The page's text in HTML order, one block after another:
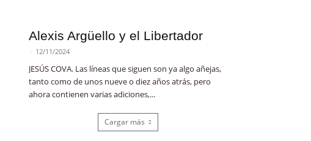
Alexis Argüello y el Libertador
- 12/11/2024
JESÚS COVA. Las líneas que siguen son ya algo añejas,
tanto como de unos nueve o diez años atrás, pero
ahora contienen varias adiciones,...
Cargar más